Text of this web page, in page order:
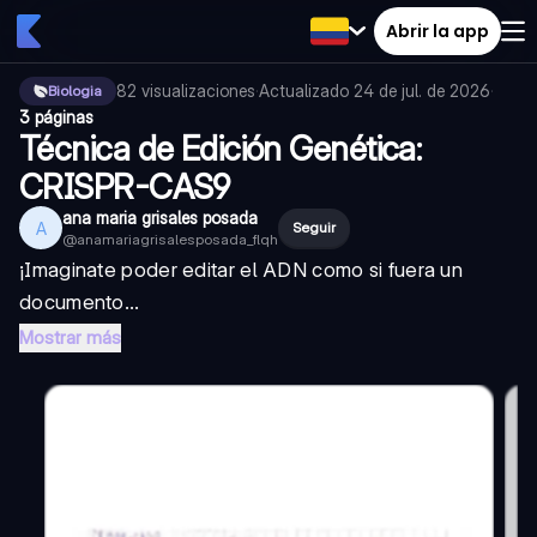
Abrir la app
Biologia 82 visualizaciones·Actualizado 24 de jul. de 2026·
3 páginas
Técnica de Edición Genética:
CRISPR-CAS9
A ana maria grisales posada
@anamariagrisalesposada_flqh
Seguir
¡Imaginate poder editar el ADN como si fuera un
documento...
Mostrar más